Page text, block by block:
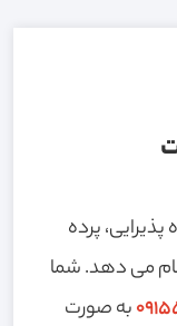
پرده
می دهد. شما
به صورت